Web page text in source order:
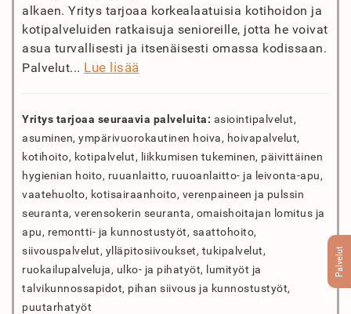
Palvelut
alkaen. Yritys tarjoaa korkealaatuisia kotihoidon ja
kotipalveluiden ratkaisuja senioreille, jotta he voivat
asua turvallisesti ja itsenäisesti omassa kodissaan.
Palvelut... Lue lisää
Yritys tarjoaa seuraavia palveluita: asiointipalvelut,
asuminen, ympärivuorokautinen hoiva, hoivapalvelut,
kotihoito, kotipalvelut, liikkumisen tukeminen, päivittäinen
hygienian hoito, ruuanlaitto, ruuoanlaitto- ja leivonta-apu,
vaatehuolto, kotisairaanhoito, verenpaineen ja pulssin
seuranta, verensokerin seuranta, omaishoitajan lomitus ja
apu, remontti- ja kunnostustyöt, saattohoito,
siivouspalvelut, ylläpitosiivoukset, tukipalvelut,
ruokailupalveluja, ulko- ja pihatyöt, lumityöt ja
talvikunnossapidot, pihan siivous ja kunnostustyöt,
puutarhatyöt